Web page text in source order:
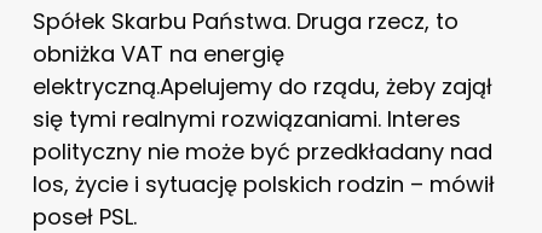
Spółek Skarbu Państwa. Druga rzecz, to
obniżka VAT na energię
elektryczną.Apelujemy do rządu, żeby zajął
się tymi realnymi rozwiązaniami. Interes
polityczny nie może być przedkładany nad
los, życie i sytuację polskich rodzin – mówił
poseł PSL.